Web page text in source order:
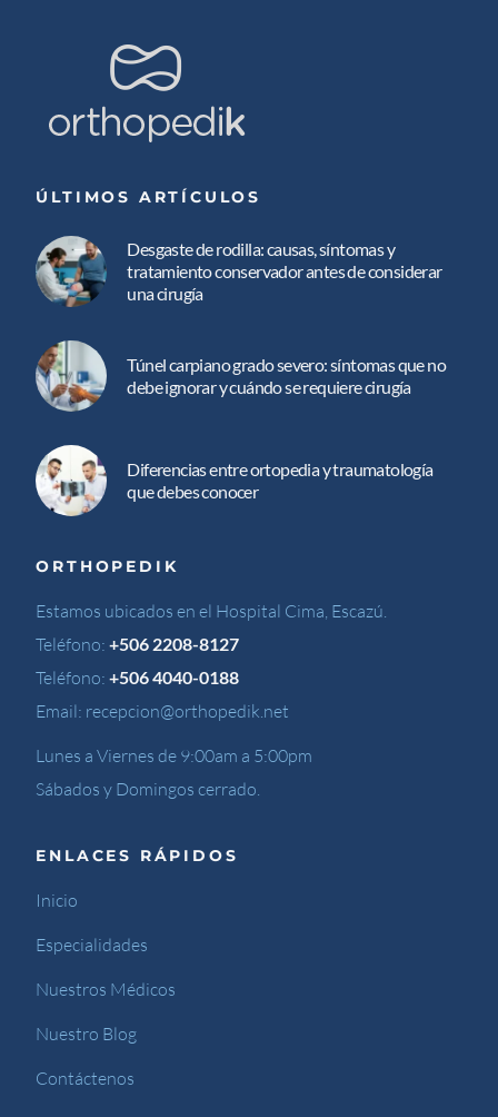
ÚLTIMOS ARTÍCULOS
Desgaste de rodilla: causas, síntomas y
tratamiento conservador antes de considerar
una cirugía
Túnel carpiano grado severo: síntomas que no
debe ignorar y cuándo se requiere cirugía
Diferencias entre ortopedia y traumatología
que debes conocer
ORTHOPEDIK
Estamos ubicados en el Hospital Cima, Escazú.
Teléfono:+506 2208-8127
Teléfono:+506 4040-0188
Email: recepcion@orthopedik.net
Lunes a Viernes de 9:00am a 5:00pm
Sábados y Domingos cerrado.
ENLACES RÁPIDOS
Inicio
Especialidades
Nuestros Médicos
Nuestro Blog
Contáctenos